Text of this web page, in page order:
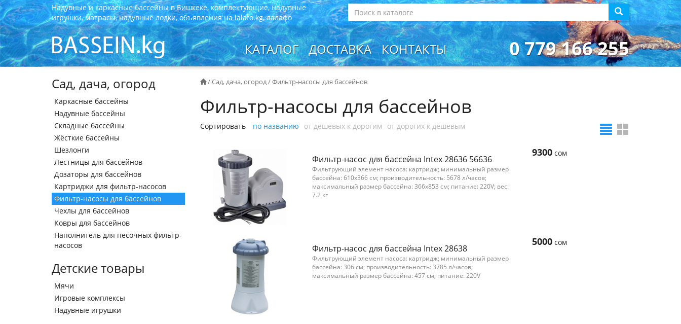
Надувные и каркасные бассейны в Бишкеке, комплектующие, надувные
игрушки, матрасы, надувные лодки, объявления на lalafo.kg, лалафо
КАТАЛОГ ДОСТАВКА КОНТАКТЫ 0 779 166 255
Сад, дача, огород
Каркасные бассейны
Надувные бассейны
Складные бассейны
Жёсткие бассейны
Шезлонги
Лестницы для бассейнов
Дозаторы для бассейнов
Картриджи для фильтр-насосов
Фильтр-насосы для бассейнов
Чехлы для бассейнов
Ковры для бассейнов
Наполнитель для песочных фильтр-
насосов
Детские товары
Мячи
Игровые комплексы
Надувные игрушки
/Сад, дача, огород/Фильтр-насосы для бассейнов
Фильтр-насосы для бассейнов
Сортировать по названию от дешёвых к дорогим от дорогих к дешёвым
Фильтр-насос для бассейна Intex 28636 56636
Фильтрующий элемент насоса: картридж; минимальный размер
бассейна: 610x366 см; производительность: 5678 л/часов;
максимальный размер бассейна: 366x853 см; питание: 220V; вес:
7.2 кг
9300 сом
Фильтр-насос для бассейна Intex 28638
Фильтрующий элемент насоса: картридж; минимальный размер
бассейна: 306 см; производительность: 3785 л/часов;
максимальный размер бассейна: 457 см; питание: 220V
5000 сом